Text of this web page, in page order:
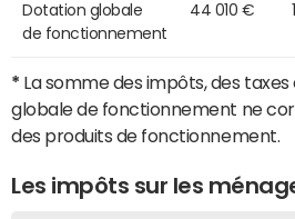
Dotation globale
de fonctionnement
44 010 €
* La somme des impôts, des
globale de fonctionnement ne
des produits de fonctionnement.
Les impôts sur les